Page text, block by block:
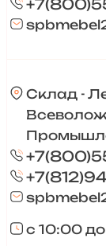
Склад -
с 10:00